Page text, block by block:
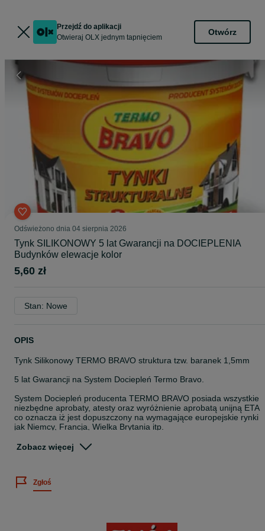
Przejdź do aplikacji
Otwieraj OLX jednym tapnięciem
Otwórz
Odświeżono dnia 04 sierpnia 2026
Tynk SILIKONOWY 5 lat Gwarancji na DOCIEPLENIA
Budynków elewacje kolor
5,60 zł
Stan: Nowe
OPIS
Tynk Silikonowy TERMO BRAVO struktura tzw. baranek 1,5mm
5 lat Gwarancji na System Dociepleń Termo Bravo.
System Dociepleń producenta TERMO BRAVO posiada wszystkie
niezbędne aprobaty, atesty oraz wyróżnienie aprobatą unijną ETA
co oznacza iż jest dopuszczony na wymagające europejskie rynki
jak Niemcy, Francja, Wielka Brytania itp.
Producent na rynku polskim od prawie 20 lat, więc produkt
Nasze produkty nie są najtańszymi na rynku produktami lecz
Sprawdzonymi Wysokiej Jakości Produktami w Rozsądnej Cenie.
Zobacz więcej
Zgłoś